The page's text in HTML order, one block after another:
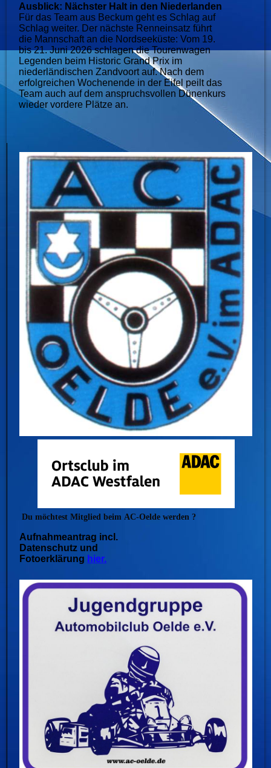
Ausblick: Nächster Halt in den Niederlanden
Für das Team aus Beckum geht es Schlag auf
Schlag weiter. Der nächste Renneinsatz führt
die Mannschaft an die Nordseeküste: Vom 19.
bis 21. Juni 2026 schlagen die Tourenwagen
Legenden beim Historic Grand Prix im
niederländischen Zandvoort auf. Nach dem
erfolgreichen Wochenende in der Eifel peilt das
Team auch auf dem anspruchsvollen Dünenkurs
wieder vordere Plätze an.
Du möchtest Mitglied beim AC-Oelde werden ?
Aufnahmeantrag incl.
Datenschutz und
Fotoerklärung hier.